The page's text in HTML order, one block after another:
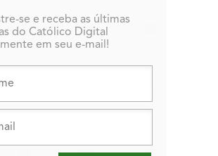
se e receba as últimas
do Católico Digital
em seu e-mail!